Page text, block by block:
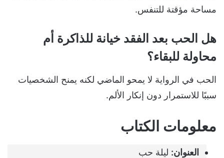
مساحة مؤقتة للتنفس.
هل الحب بعد الفقد خيانة للذاكرة أم
محاولة للبقاء؟
الحب في الرواية لا يمحو الماضي لكنه يمنح الشخصيات
سببًا للاستمرار دون إنكار الألم.
معلومات الكتاب
العنوان: ليلة حب